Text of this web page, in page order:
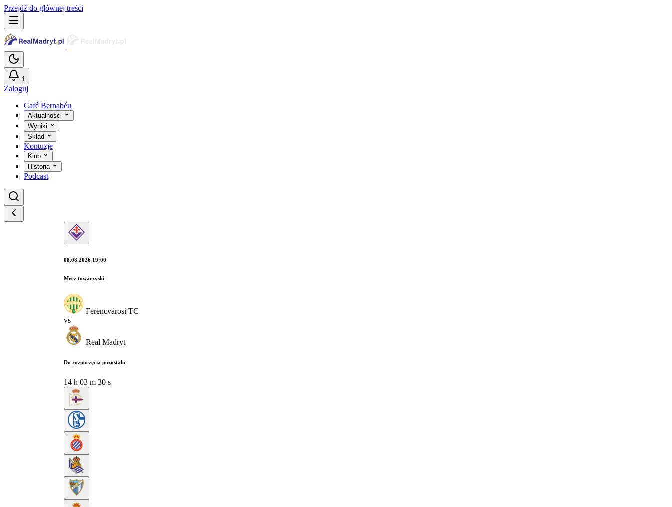
Przejdź do głównej treści
1
Zaloguj
Café Bernabéu
Aktualności
Wyniki
Skład
Kontuzje
Klub
Historia
Podcast
08.08.2026 19:00
Mecz towarzyski
Ferencvárosi TC
vs
Real Madryt
Do rozpoczęcia pozostało
14 h 03 m 29 s